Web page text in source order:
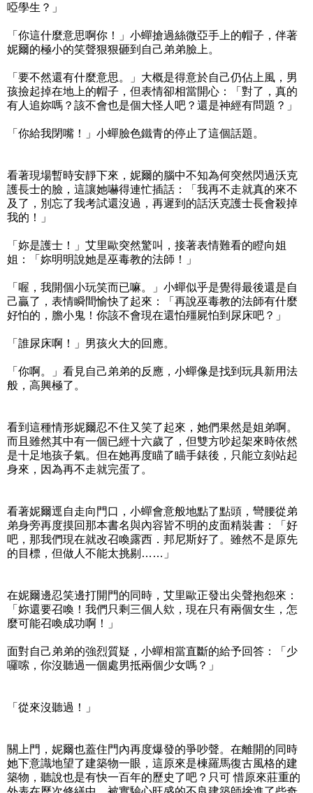
啞學生？」
「你這什麼意思啊你！」小蟬搶過絲微亞手上的帽子，伴著
妮爾的極小的笑聲狠狠砸到自己弟弟臉上。
「要不然還有什麼意思。」大概是得意於自己仍佔上風，男
孩撿起掉在地上的帽子，但表情卻相當開心：「對了，真的
有人追妳嗎？該不會也是個大怪人吧？還是神經有問題？」
「你給我閉嘴！」小蟬臉色鐵青的停止了這個話題。
看著現場暫時安靜下來，妮爾的腦中不知為何突然閃過沃克
護長士的臉，這讓她嚇得連忙插話：「我再不走就真的來不
及了，別忘了我考試還沒過，再遲到的話沃克護士長會殺掉
我的！」
「妳是護士！」艾里歐突然驚叫，接著表情難看的瞪向姐
姐：「妳明明說她是巫毒教的法師！」
「喔，我開個小玩笑而已嘛。」小蟬似乎是覺得最後還是自
己贏了，表情瞬間愉快了起來：「再說巫毒教的法師有什麼
好怕的，膽小鬼！你該不會現在還怕殭屍怕到尿床吧？」
「誰尿床啊！」男孩火大的回應。
「你啊。」看見自己弟弟的反應，小蟬像是找到玩具新用法
般，高興極了。
看到這種情形妮爾忍不住又笑了起來，她們果然是姐弟啊。
而且雖然其中有一個已經十六歲了，但雙方吵起架來時依然
是十足地孩子氣。但在她再度瞄了瞄手錶後，只能立刻站起
身來，因為再不走就完蛋了。
看著妮爾逕自走向門口，小蟬會意般地點了點頭，彎腰從弟
弟身旁再度摸回那本書名與內容皆不明的皮面精裝書：「好
吧，那我們現在就改召喚露西．邦尼斯好了。雖然不是原先
的目標，但做人不能太挑剔……」
在妮爾邊忍笑邊打開門的同時，艾里歐正發出尖聲抱怨來：
「妳還要召喚！我們只剩三個人欸，現在只有兩個女生，怎
麼可能召喚成功啊！」
面對自己弟弟的強烈質疑，小蟬相當直斷的給予回答：「少
囉嗦，你沒聽過一個處男抵兩個少女嗎？」
「從來沒聽過！」
關上門，妮爾也蓋住門內再度爆發的爭吵聲。在離開的同時
她下意識地望了建築物一眼，這原來是棟羅馬復古風格的建
築物，聽說也是有快一百年的歷史了吧？只可 惜原來莊重的